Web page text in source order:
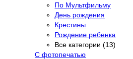
По Мультфильму
День рождения
Крестины
Рождение ребенка
Все категории (13)
С фотопечатью